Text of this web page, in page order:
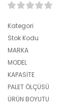
Kategori
Stok Kodu
MARKA
MODEL
KAPASİTE
PALET ÖLÇÜSÜ
ÜRÜN BOYUTU